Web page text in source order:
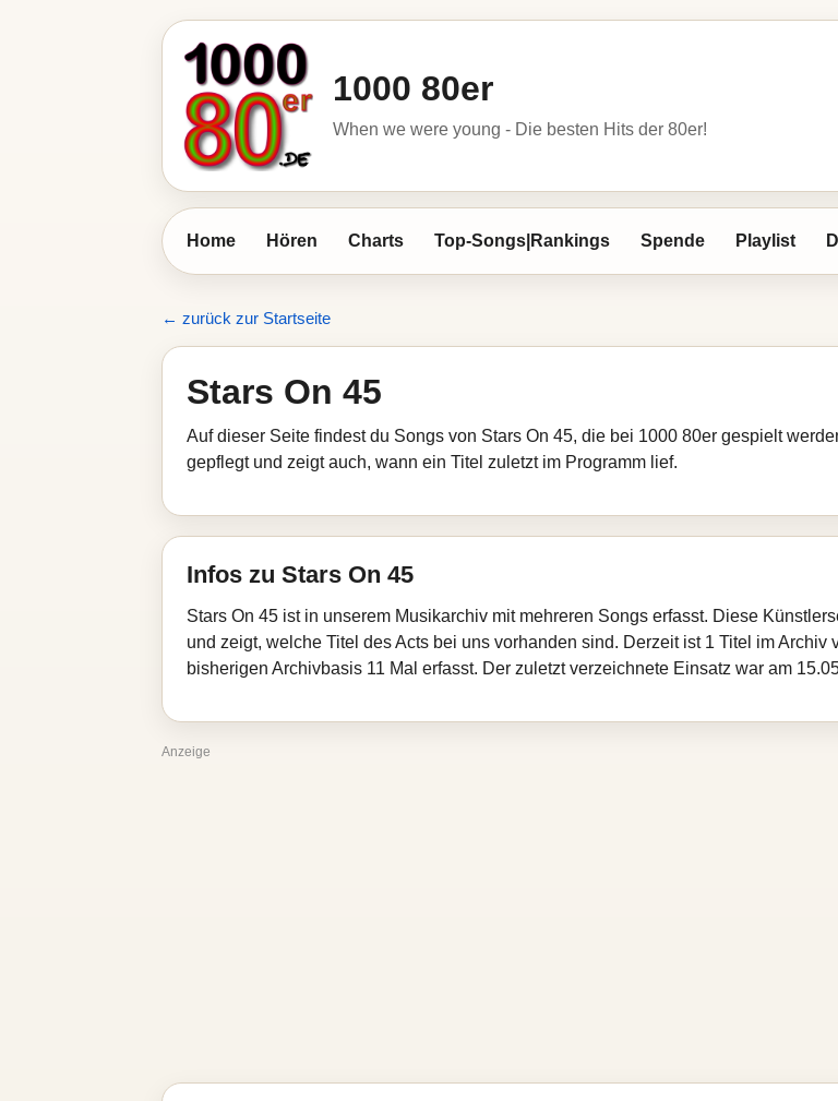
1000 80er
When we were young - Die besten Hits der 80er!
Home Hören Charts Top-Songs|Rankings Spende Playlist
← zurück zur Startseite
Stars On 45
Auf dieser Seite findest du Songs von Stars On 45, die bei 1000 80er gespielt
gepflegt und zeigt auch, wann ein Titel zuletzt im Programm lief.
Infos zu Stars On 45
Stars On 45 ist in unserem Musikarchiv mit mehreren Songs erfasst. Diese
und zeigt, welche Titel des Acts bei uns vorhanden sind. Derzeit ist 1 Titel im
bisherigen Archivbasis 11 Mal erfasst. Der zuletzt verzeichnete Einsatz war am
Anzeige